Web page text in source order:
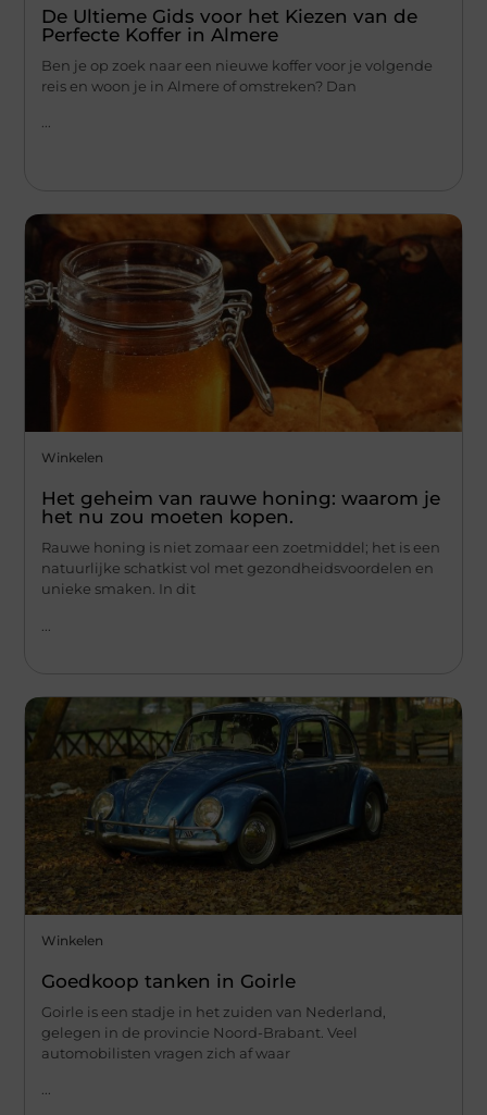
De Ultieme Gids voor het Kiezen van de
Perfecte Koffer in Almere
Ben je op zoek naar een nieuwe koffer voor je volgende
reis en woon je in Almere of omstreken? Dan
...
Winkelen
Het geheim van rauwe honing: waarom je
het nu zou moeten kopen.
Rauwe honing is niet zomaar een zoetmiddel; het is een
natuurlijke schatkist vol met gezondheidsvoordelen en
unieke smaken. In dit
Winkelen
Goedkoop tanken in Goirle
Goirle is een stadje in het zuiden van Nederland,
gelegen in de provincie Noord-Brabant. Veel
automobilisten vragen zich af waar